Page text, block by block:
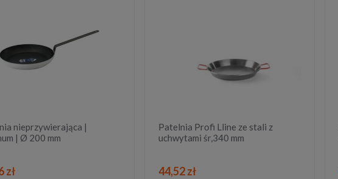
nieprzywierająca |
| Ø 200 mm
zł
Patelnia Profi Lline ze stali z
uchwytami śr,340 mm
44,52 zł